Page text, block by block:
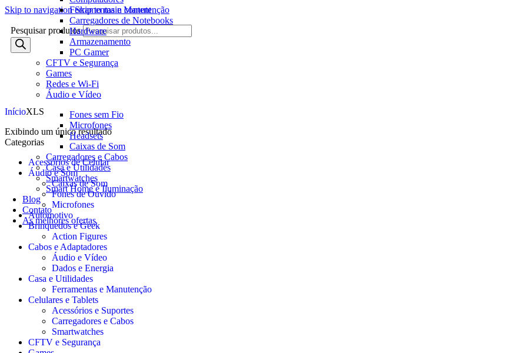
Skip to navigationSkip to main content
Pesquisar produtos
Ferramentas e Manutenção
Carregadores de Notebooks
Hardware
Armazenamento
PC Gamer
CFTV e Segurança
Games
Redes e Wi-Fi
Áudio e Vídeo
Fones sem Fio
Microfones
Headsets
Caixas de Som
Carregadores e Cabos
Casa e Utilidades
Smartwatches
Smart Home e Iluminação
Blog
Contato
As melhores ofertas
InícioXLS
Exibindo um único resultado
Categorias
Acessórios de Celular
Áudio e Som
Caixas de Som
Fones de Ouvido
Microfones
Automotivo
Brinquedos e Geek
Action Figures
Cabos e Adaptadores
Áudio e Vídeo
Dados e Energia
Casa e Utilidades
Ferramentas e Manutenção
Celulares e Tablets
Acessórios e Suportes
Carregadores e Cabos
Smartwatches
CFTV e Segurança